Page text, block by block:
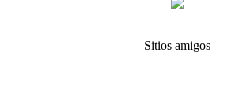
Sitios amigos